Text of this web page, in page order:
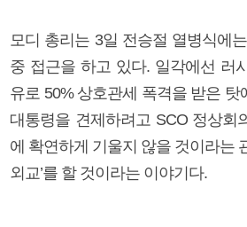
모디 총리는 3일 전승절 열병식에
중 접근을 하고 있다. 일각에선 러
유로 50% 상호관세 폭격을 받은 탓
대통령을 견제하려고 SCO 정상회
에 확연하게 기울지 않을 것이라는
외교’를 할 것이라는 이야기다.